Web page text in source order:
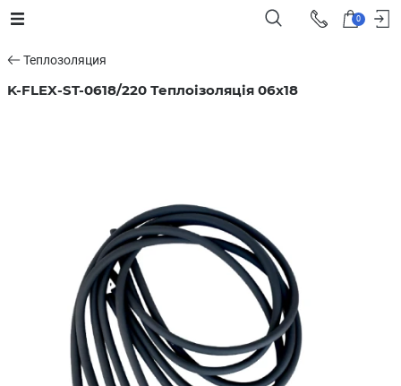
0
Теплозоляция
K-FLEX-ST-0618/220 Теплоізоляція 06x18